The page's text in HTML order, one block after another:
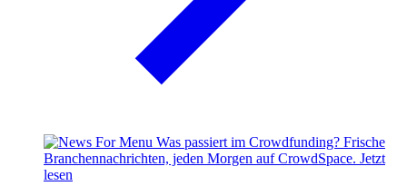
Was passiert im Crowdfunding? Frische
Branchennachrichten, jeden Morgen auf CrowdSpace. Jetzt
lesen